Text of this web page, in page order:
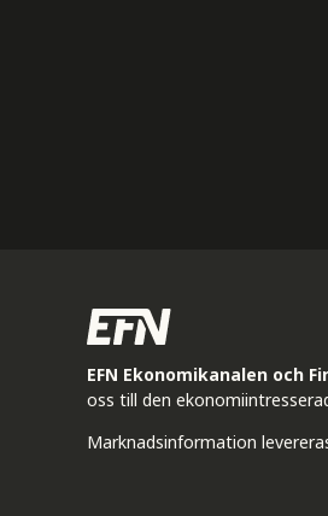
EFN Ekonomikanalen och
oss till den
Marknadsinformation